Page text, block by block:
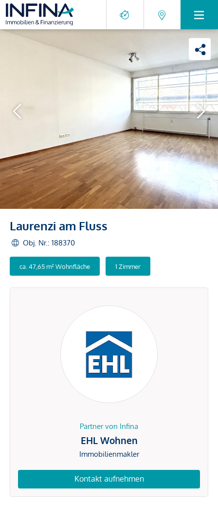
Laurenzi am Fluss
Obj. Nr.: 188370
ca. 47,65 m² Wohnfläche 1 Zimmer
Partner von Infina
EHL Wohnen
Immobilienmakler
Kontakt aufnehmen